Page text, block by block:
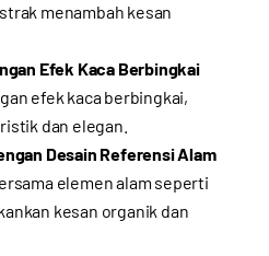
menambah kesan
Efek Kaca Berbingkai
efek kaca berbingkai,
dan elegan.
Desain Referensi Alam
elemen alam seperti
kesan organik dan